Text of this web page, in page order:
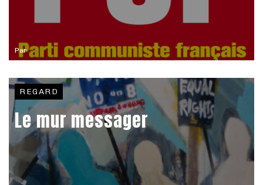
Par
REGARD
Le mur messager